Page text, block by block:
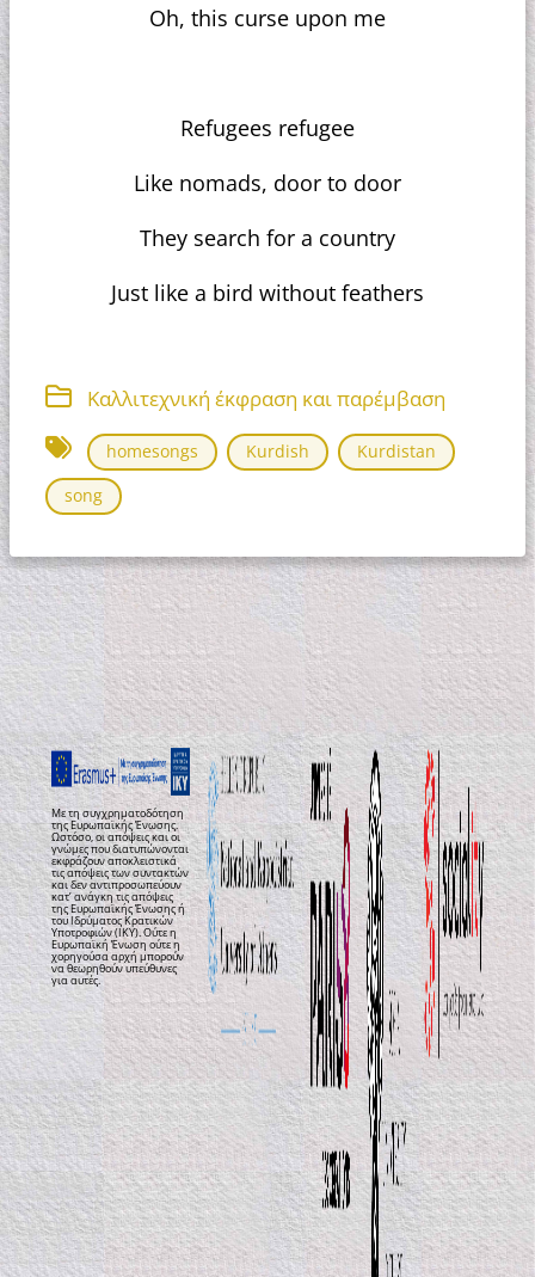
Oh, this curse upon me
Refugees refugee
Like nomads, door to door
They search for a country
Just like a bird without feathers
Καλλιτεχνική έκφραση και παρέμβαση
homesongs Kurdish
Kurdistan
song
Με τη συγχρηματοδότηση
της Ευρωπαϊκής Ένωσης.
Ωστόσο, οι απόψεις και οι
γνώμες που διατυπώνονται
εκφράζουν αποκλειστικά
τις απόψεις των συντακτών
και δεν αντιπροσωπεύουν
κατ’ ανάγκη τις απόψεις
της Ευρωπαϊκής Ένωσης ή
του Ιδρύματος Κρατικών
Υποτροφιών (ΙΚΥ). Ούτε η
Ευρωπαϊκή Ένωση ούτε η
χορηγούσα αρχή μπορούν
να θεωρηθούν υπεύθυνες
για αυτές.